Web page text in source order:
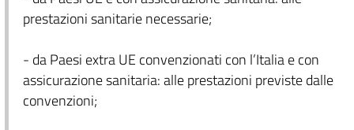
prestazioni sanitarie necessarie;
- da Paesi extra UE convenzionati con l’Italia e con
assicurazione sanitaria: alle prestazioni previste dalle
convenzioni;